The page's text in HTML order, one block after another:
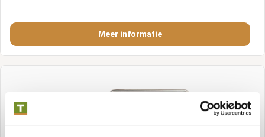
Meer informatie